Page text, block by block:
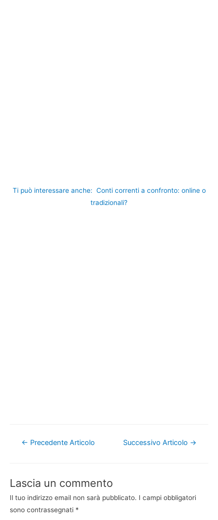
Ti può interessare anche: Conti correnti a confronto: online o
tradizionali?
Navigazione
← Precedente Articolo Successivo Articolo →
Lascia un commento
Il tuo indirizzo email non sarà pubblicato. I campi obbligatori
sono contrassegnati *